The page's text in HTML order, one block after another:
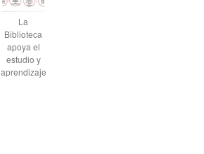
La
Biblioteca
apoya el
estudio y
aprendizaje